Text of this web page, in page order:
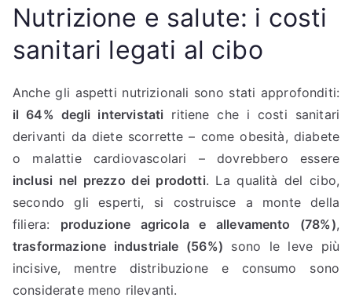
Nutrizione e salute: i costi
sanitari legati al cibo
Anche gli aspetti nutrizionali sono stati approfonditi:
il 64% degli intervistati ritiene che i costi sanitari
derivanti da diete scorrette – come obesità, diabete
o malattie cardiovascolari – dovrebbero essere
inclusi nel prezzo dei prodotti. La qualità del cibo,
secondo gli esperti, si costruisce a monte della
filiera: produzione agricola e allevamento (78%),
trasformazione industriale (56%) sono le leve più
incisive, mentre distribuzione e consumo sono
considerate meno rilevanti.